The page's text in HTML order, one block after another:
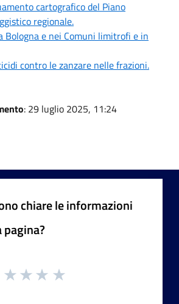
cartografico del Piano
regionale.
Bologna e nei Comuni limitrofi e in
contro le zanzare nelle frazioni.
: 29 luglio 2025, 11:24
chiare le informazioni
pagina?